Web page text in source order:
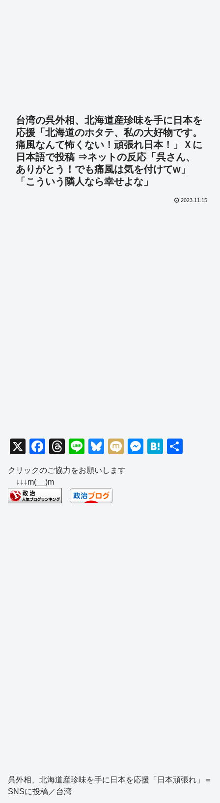
台湾の呉外相、北海道産珍味を手に日本を
応援「北海道のホタテ、私の大好物です。
痛風なんて怖くない！頑張れ日本！」Ｘに
日本語で投稿 ⇒ネットの反応「呉さん、
ありがとう！でも痛風は気を付けてw」
「こういう隣人なら幸せよな」
2023.11.15
X
F
c
e
b
T
hr
e
a
d
Li
n
e
Bl
u
e
sk
y
M
M
H
クリックのご協力をお願いします
↓↓↓m(__)m
呉外相、北海道産珍味を手に日本を応援「日本頑張れ」＝
SNSに投稿／台湾